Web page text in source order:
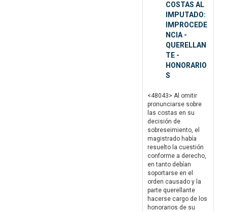
COSTAS AL
IMPUTADO:
IMPROCEDE
NCIA -
QUERELLAN
TE -
HONORARIO
S
<48043> Al omitir
pronunciarse sobre
las costas en su
decisión de
sobreseimiento, el
magistrado había
resuelto la cuestión
conforme a derecho,
en tanto debían
soportarse en el
orden causado y la
parte querellante
hacerse cargo de los
honorarios de su